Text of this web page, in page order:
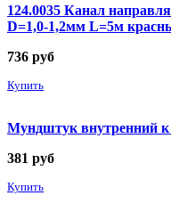
124.0035 Канал
D=1,0-1,2мм L=5м
736 руб
Купить
Мундштук внутренний
381 руб
Купить